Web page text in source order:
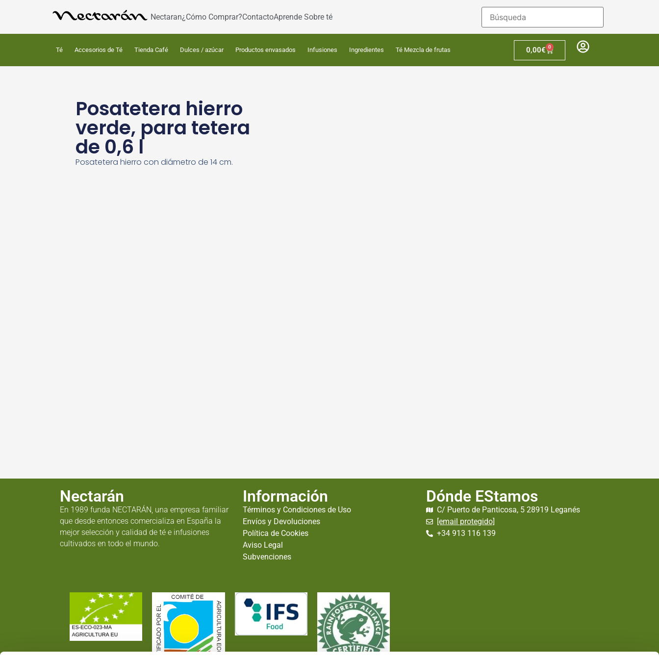
Nectaran¿Cómo Comprar?ContactoAprende Sobre té
Té Accesorios de Té Tienda Café Dulces / azúcar Productos envasados Infusiones Ingredientes Té Mezcla de frutas 0,00€ 0
Posatetera hierro
verde, para tetera
de 0,6 l
Posatetera hierro con diámetro de 14 cm.
Nectarán
En 1989 funda NECTARÁN, una empresa familiar
que desde entonces comercializa en España la
mejor selección y calidad de té e infusiones
cultivados en todo el mundo.
Información
Términos y Condiciones de Uso
Envíos y Devoluciones
Política de Cookies
Aviso Legal
Subvenciones
Dónde EStamos
C/ Puerto de Panticosa, 5 28919 Leganés
[email protegido]
+34 913 116 139